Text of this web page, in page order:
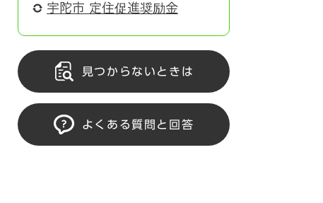
宇陀市 定住促進奨励金
見つからないときは
よくある質問と回答